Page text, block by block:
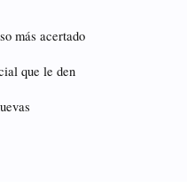
más acertado
que le den